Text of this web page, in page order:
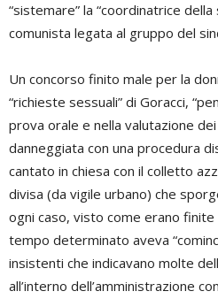
“sistemare” la “coordinatrice
comunista legata al gruppo del
Un concorso finito male per la
“richieste sessuali” di Goracci,
prova orale e nella valutazione
danneggiata con una procedura
cantato in chiesa con il colletto
divisa (da vigile urbano) che
ogni caso, visto come erano finite
tempo determinato aveva
insistenti che indicavano molte
all’interno dell’amministrazione